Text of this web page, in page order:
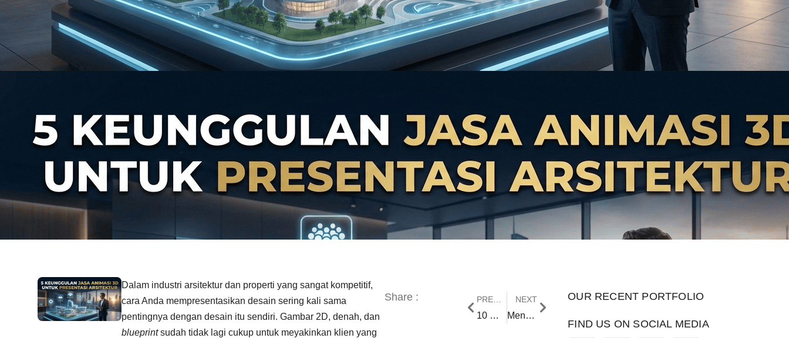
Dalam industri arsitektur dan properti yang sangat kompetitif,
cara Anda mempresentasikan desain sering kali sama
pentingnya dengan desain itu sendiri. Gambar 2D, denah, dan
blueprintsudah tidak lagi cukup untuk meyakinkan klien yang
Share :
10 Manfaat Menggunakan Jasa Video Animasi untuk Memperkuat Strategi Marketing Digital
NEXT
Mengapa Jasa Pembuatan Video Animasi Penting untuk Eksistensi Brand di Era Digital?
OUR RECENT PORTFOLIO
FIND US ON SOCIAL MEDIA